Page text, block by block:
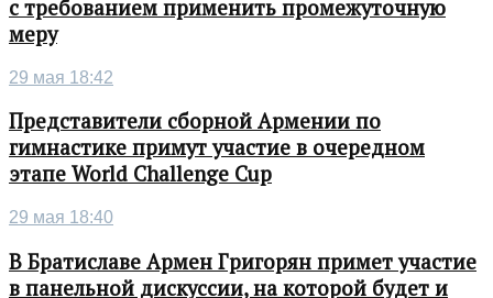
с требованием применить промежуточную
меру
29 мая 18:42
Представители сборной Армении по
гимнастике примут участие в очередном
этапе World Challenge Cup
29 мая 18:40
В Братиславе Армен Григорян примет участие
в панельной дискуссии, на которой будет и